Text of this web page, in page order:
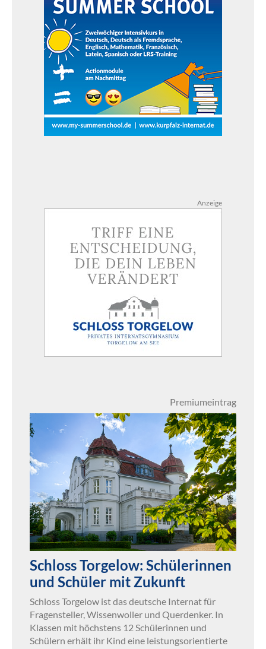
Anzeige
Premiumeintrag
Schloss Torgelow: Schülerinnen
und Schüler mit Zukunft
Schloss Torgelow ist das deutsche Internat für
Fragensteller, Wissenwoller und Querdenker. In
Klassen mit höchstens 12 Schülerinnen und
Schülern erhält ihr Kind eine leistungsorientierte